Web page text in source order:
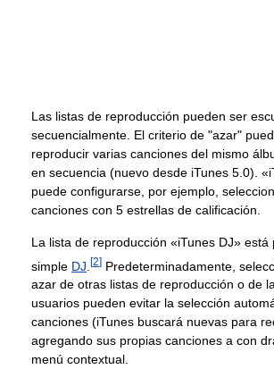
Las listas de reproducción pueden ser
secuencialmente. El criterio de "azar"
reproducir varias canciones del mismo
en secuencia (nuevo desde iTunes 5.0).
puede configurarse, por ejemplo,
canciones con 5 estrellas de calificación.
La lista de reproducción «iTunes DJ» está
simple DJ [2] Predeterminadamente,
azar de otras listas de reproducción o de
usuarios pueden evitar la selección
canciones (iTunes buscará nuevas para
agregando sus propias canciones a con
menú contextual.